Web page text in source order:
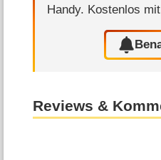
Handy. Kostenlos
Reviews &